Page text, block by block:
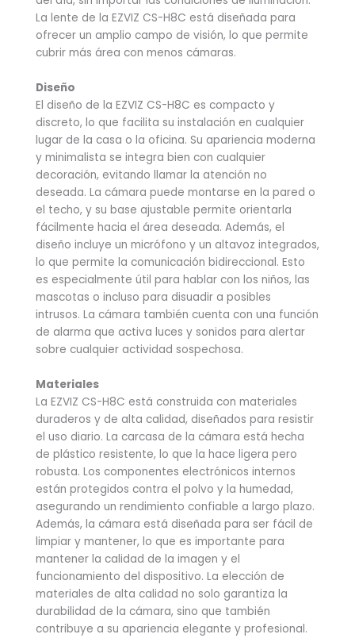
La lente de la EZVIZ CS-H8C está diseñada para
ofrecer un amplio campo de visión, lo que permite
cubrir más área con menos cámaras.
Diseño
El diseño de la EZVIZ CS-H8C es compacto y
discreto, lo que facilita su instalación en cualquier
lugar de la casa o la oficina. Su apariencia moderna
y minimalista se integra bien con cualquier
decoración, evitando llamar la atención no
deseada. La cámara puede montarse en la pared o
el techo, y su base ajustable permite orientarla
fácilmente hacia el área deseada. Además, el
diseño incluye un micrófono y un altavoz integrados,
lo que permite la comunicación bidireccional. Esto
es especialmente útil para hablar con los niños, las
mascotas o incluso para disuadir a posibles
intrusos. La cámara también cuenta con una función
de alarma que activa luces y sonidos para alertar
sobre cualquier actividad sospechosa.
Materiales
La EZVIZ CS-H8C está construida con materiales
duraderos y de alta calidad, diseñados para resistir
el uso diario. La carcasa de la cámara está hecha
de plástico resistente, lo que la hace ligera pero
robusta. Los componentes electrónicos internos
están protegidos contra el polvo y la humedad,
asegurando un rendimiento confiable a largo plazo.
Además, la cámara está diseñada para ser fácil de
limpiar y mantener, lo que es importante para
mantener la calidad de la imagen y el
funcionamiento del dispositivo. La elección de
materiales de alta calidad no solo garantiza la
durabilidad de la cámara, sino que también
contribuye a su apariencia elegante y profesional.